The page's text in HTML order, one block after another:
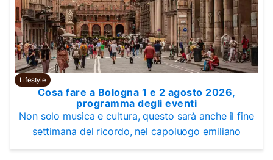
Lifestyle
Cosa fare a Bologna 1 e 2 agosto 2026,
programma degli eventi
Non solo musica e cultura, questo sarà anche il fine
settimana del ricordo, nel capoluogo emiliano